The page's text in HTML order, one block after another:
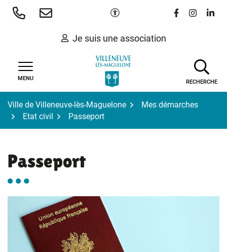
Aller
Paramètres d'accessibilité
Lien vers le
Lien vers
Lien
Je suis une association
MENU
RECHERCHE
Ville de Villeneuve-lès-Maguelone
Mes démarches
Etat civil
Passeport
Passeport